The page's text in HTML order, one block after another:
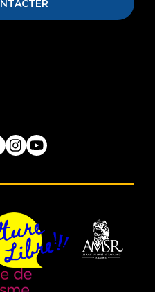
Instagram
Youtube